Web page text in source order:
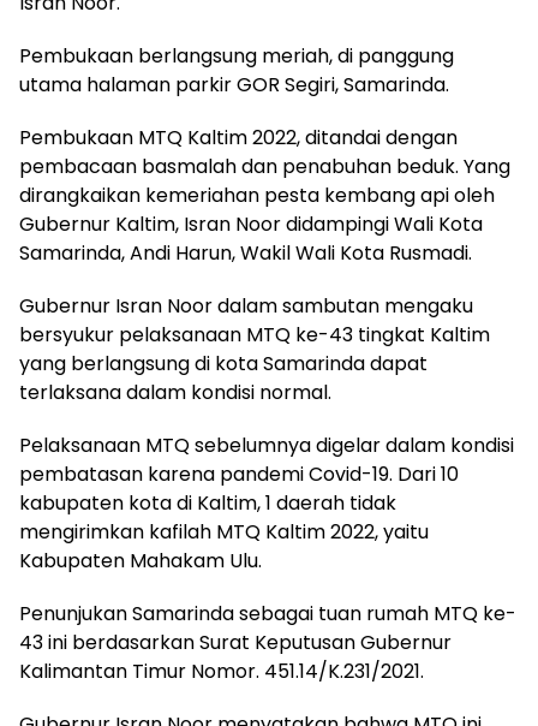
Pembukaan berlangsung meriah, di panggung
utama halaman parkir GOR Segiri, Samarinda.
Pembukaan MTQ Kaltim 2022, ditandai dengan
pembacaan basmalah dan penabuhan beduk. Yang
dirangkaikan kemeriahan pesta kembang api oleh
Gubernur Kaltim, Isran Noor didampingi Wali Kota
Samarinda, Andi Harun, Wakil Wali Kota Rusmadi.
Gubernur Isran Noor dalam sambutan mengaku
bersyukur pelaksanaan MTQ ke-43 tingkat Kaltim
yang berlangsung di kota Samarinda dapat
terlaksana dalam kondisi normal.
Pelaksanaan MTQ sebelumnya digelar dalam kondisi
pembatasan karena pandemi Covid-19. Dari 10
kabupaten kota di Kaltim, 1 daerah tidak
mengirimkan kafilah MTQ Kaltim 2022, yaitu
Kabupaten Mahakam Ulu.
Penunjukan Samarinda sebagai tuan rumah MTQ ke-
43 ini berdasarkan Surat Keputusan Gubernur
Kalimantan Timur Nomor. 451.14/K.231/2021.